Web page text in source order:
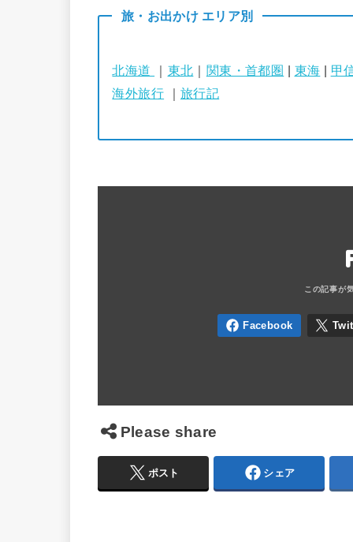
旅・お出かけ エリア別
北海道 ｜ 東北 ｜ 関東・首都圏 | 東海 | 甲
海外旅行 ｜ 旅行記
Please share
ポスト シェア